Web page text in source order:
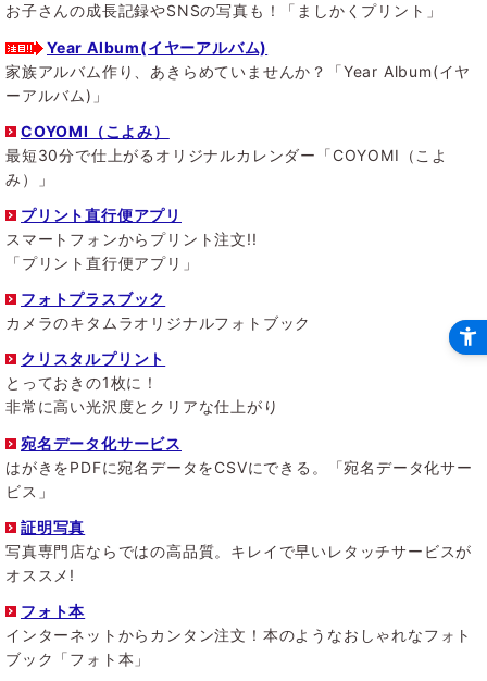
お子さんの成長記録やSNSの写真も！「ましかくプリント」
Year Album(イヤーアルバム)
家族アルバム作り、あきらめていませんか？「Year Album(イヤ
ーアルバム)」
COYOMI（こよみ）
最短30分で仕上がるオリジナルカレンダー「COYOMI（こよ
み）」
プリント直行便アプリ
スマートフォンからプリント注文!!
「プリント直行便アプリ」
フォトプラスブック
カメラのキタムラオリジナルフォトブック
クリスタルプリント
とっておきの1枚に！
非常に高い光沢度とクリアな仕上がり
宛名データ化サービス
はがきをPDFに宛名データをCSVにできる。「宛名データ化サー
ビス」
証明写真
写真専門店ならではの高品質。キレイで早いレタッチサービスが
オススメ!
フォト本
インターネットからカンタン注文！本のようなおしゃれなフォト
ブック「フォト本」